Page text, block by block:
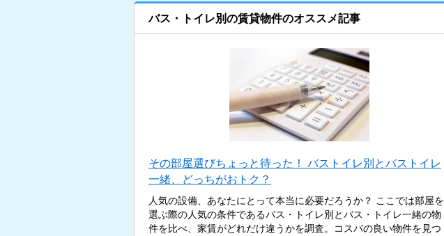
バス・トイレ別の賃貸物件のオススメ記事
その部屋選びちょっと待った！ バストイレ別とバストイレ
一緒、どっちがおトク？
人気の設備、あなたにとって本当に必要だろうか？ ここでは部屋を
選ぶ際の人気の条件であるバス・トイレ別とバス・トイレ一緒の物
件を比べ、家賃がどれだけ違うかを調査。コスパの良い物件を見つ